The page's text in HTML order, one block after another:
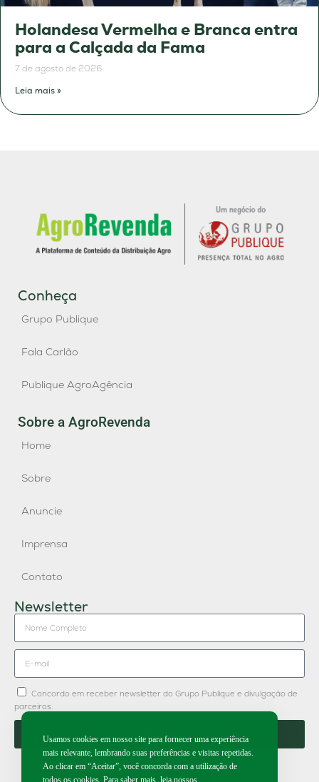
Holandesa Vermelha e Branca entra
para a Calçada da Fama
7 de agosto de 2026
Leia mais »
Conheça
Grupo Publique
Fala Carlão
Publique AgroAgência
Sobre a AgroRevenda
Home
Sobre
Anuncie
Imprensa
Contato
Newsletter
Concordo em receber newsletter do Grupo Publique e divulgação de
parceiros.
Enviar
Usamos cookies em nosso site para fornecer uma experiência
mais relevante, lembrando suas preferências e visitas repetidas.
Ao clicar em “Aceitar”, você concorda com a utilização de
todos os cookies. Para saber mais, leia nossos